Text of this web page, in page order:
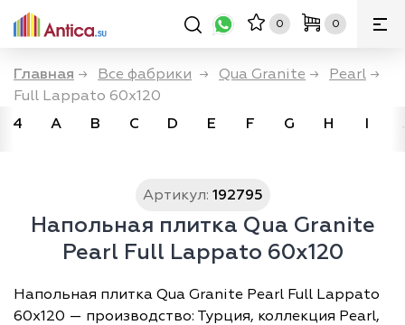
0 0
Главная → Все фабрики → Qua Granite → Pearl →
Full Lappato 60x120
4
A B C D E F G H I
Артикул: 192795
Напольная плитка Qua Granite
Pearl Full Lappato 60x120
Напольная плитка Qua Granite Pearl Full Lappato
60x120 — производство: Турция, коллекция Pearl,